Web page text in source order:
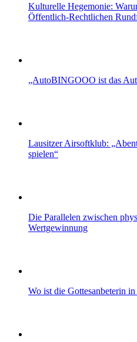
Kulturelle Hegemonie:
Öffentlich-Rechtlichen
„AutoBINGOOO ist das
Lausitzer Airsoftklub:
spielen“
Die Parallelen zwischen
Wertgewinnung
Wo ist die Gottesanbeterin